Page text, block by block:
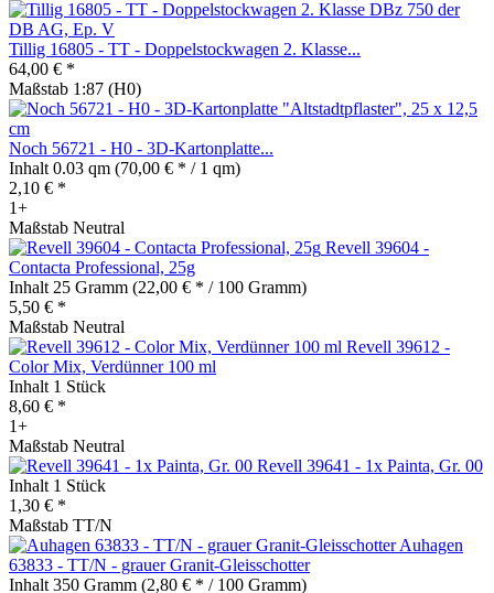
Tillig 16805 - TT - Doppelstockwagen 2. Klasse...
64,00 € *
Maßstab 1:87 (H0)
Noch 56721 - H0 - 3D-Kartonplatte...
Inhalt 0.03 qm (70,00 € * / 1 qm)
2,10 € *
1+
Maßstab Neutral
Revell 39604 -
Contacta Professional, 25g
Inhalt 25 Gramm (22,00 € * / 100 Gramm)
5,50 € *
Maßstab Neutral
Revell 39612 -
Color Mix, Verdünner 100 ml
Inhalt 1 Stück
8,60 € *
1+
Maßstab Neutral
Revell 39641 - 1x Painta, Gr. 00
Inhalt 1 Stück
1,30 € *
Maßstab TT/N
Auhagen
63833 - TT/N - grauer Granit-Gleisschotter
Inhalt 350 Gramm (2,80 € * / 100 Gramm)